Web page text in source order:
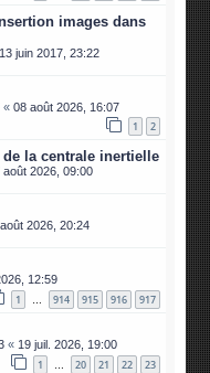
images dans
13 juin 2017, 23:22
«08 août 2026, 16:07
1 2
la centrale inertielle
août 2026, 09:00
2026, 20:24
12:59
1 … 914 915 916 917
« 19 juil. 2026, 19:00
1 … 20 21 22 23